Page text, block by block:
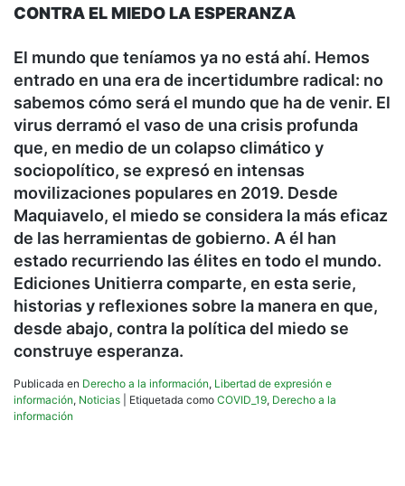
CONTRA EL MIEDO LA ESPERANZA
El mundo que teníamos ya no está ahí. Hemos
entrado en una era de incertidumbre radical: no
sabemos cómo será el mundo que ha de venir. El
virus derramó el vaso de una crisis profunda
que, en medio de un colapso climático y
sociopolítico, se expresó en intensas
movilizaciones populares en 2019. Desde
Maquiavelo, el miedo se considera la más eficaz
de las herramientas de gobierno. A él han
estado recurriendo las élites en todo el mundo.
Ediciones Unitierra comparte, en esta serie,
historias y reflexiones sobre la manera en que,
desde abajo, contra la política del miedo se
construye esperanza.
Publicada en Derecho a la información, Libertad de expresión e
información, Noticias Etiquetada como COVID_19, Derecho a la
información